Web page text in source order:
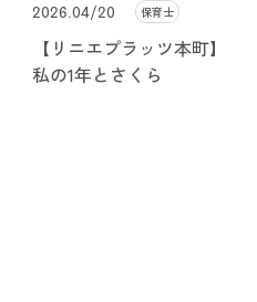
2026.04/20 保育士
【リニエプラッツ本町】
私の1年とさくら